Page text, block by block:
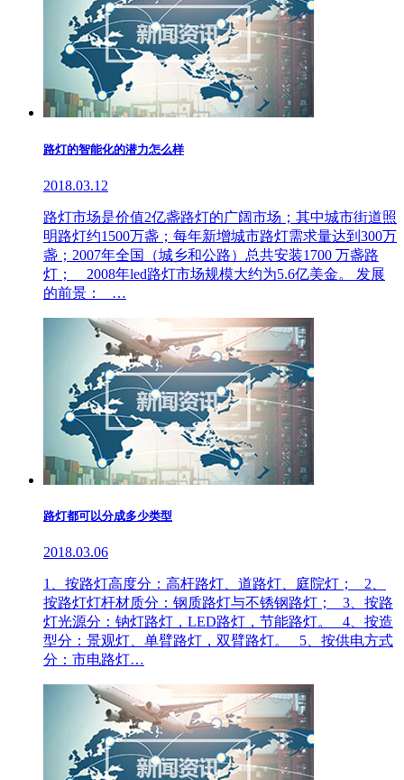
路灯的智能化的潜力怎么样
2018.03.12
路灯市场是价值2亿盏路灯的广阔市场；其中城市街道照
明路灯约1500万盏；每年新增城市路灯需求量达到300万
盏；2007年全国（城乡和公路）总共安装1700 万盏路
灯； 2008年led路灯市场规模大约为5.6亿美金。 发展
的前景： …
路灯都可以分成多少类型
2018.03.06
1、按路灯高度分：高杆路灯、道路灯、庭院灯； 2、
按路灯灯杆材质分：钢质路灯与不锈钢路灯； 3、按路
灯光源分：钠灯路灯，LED路灯，节能路灯。 4、按造
型分：景观灯、单臂路灯，双臂路灯。 5、按供电方式
分：市电路灯…